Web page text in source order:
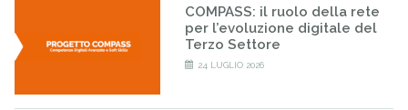
COMPASS: il ruolo della rete
per l’evoluzione digitale del
Terzo Settore
24 LUGLIO 2026